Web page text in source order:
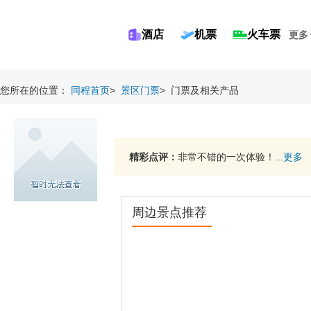
酒店 机票 火车票 更多
您所在的位置： 同程首页> 景区门票> 门票及相关产品
精彩点评： 非常不错的一次体验！... 更多
周边景点推荐